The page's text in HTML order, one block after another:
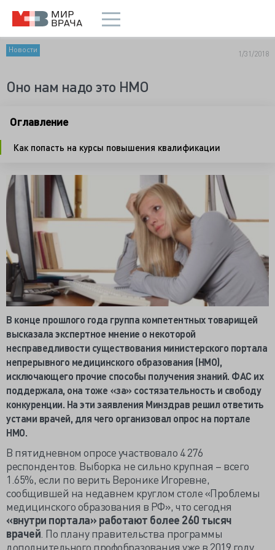
Новости 1/31/2018
Оно нам надо это НМО
Оглавление
Как попасть на курсы повышения квалификации
В конце прошлого года группа компетентных товарищей
высказала экспертное мнение о некоторой
несправедливости существования министерского портала
непрерывного медицинского образования (НМО),
исключающего прочие способы получения знаний. ФАС их
поддержала, она тоже «за» состязательность и свободу
конкуренции. На эти заявления Минздрав решил ответить
устами врачей, для чего организовал опрос на портале
НМО.
В пятидневном опросе участвовало 4 276
респондентов. Выборка не сильно крупная – всего
1.65%, если по верить Веронике Игоревне,
сообщившей на недавнем круглом столе «Проблемы
медицинского образования в РФ», что сегодня
«внутри портала» работают более 260 тысяч
врачей . По плану правительства программы
дополнительного профобразования уже в 2019 году